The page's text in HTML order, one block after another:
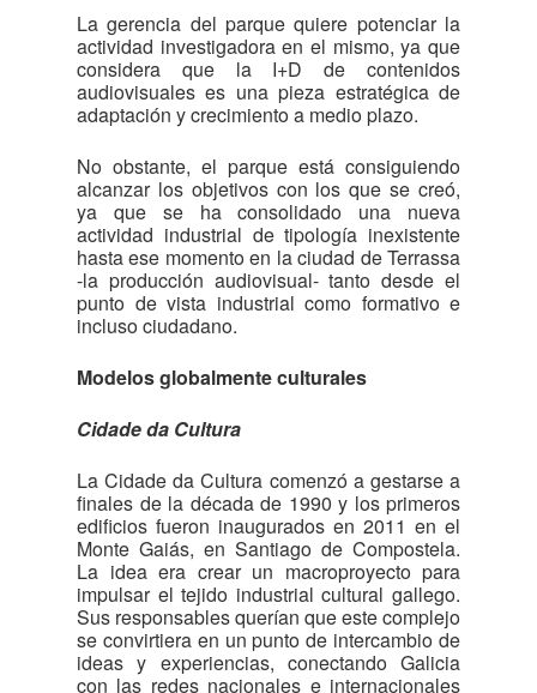
La gerencia del parque quiere potenciar la
actividad investigadora en el mismo, ya que
considera que la I+D de contenidos
audiovisuales es una pieza estratégica de
adaptación y crecimiento a medio plazo.
No obstante, el parque está consiguiendo
alcanzar los objetivos con los que se creó,
ya que se ha consolidado una nueva
actividad industrial de tipología inexistente
hasta ese momento en la ciudad de Terrassa
-la producción audiovisual- tanto desde el
punto de vista industrial como formativo e
incluso ciudadano.
Modelos globalmente culturales
Cidade da Cultura
La Cidade da Cultura comenzó a gestarse a
finales de la década de 1990 y los primeros
edificios fueron inaugurados en 2011 en el
Monte Gaiás, en Santiago de Compostela.
La idea era crear un macroproyecto para
impulsar el tejido industrial cultural gallego.
Sus responsables querían que este complejo
se convirtiera en un punto de intercambio de
ideas y experiencias, conectando Galicia
con las redes nacionales e internacionales